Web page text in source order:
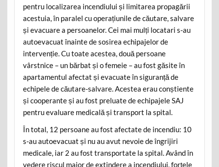
pentru localizarea incendiului și limitarea propagării
acestuia, în paralel cu operațiunile de căutare, salvare
și evacuare a persoanelor. Cei mai mulți locatari s-au
autoevacuat înainte de sosirea echipajelor de
intervenție. Cu toate acestea, două persoane
vârstnice – un bărbat și o femeie – au fost găsite în
apartamentul afectat și evacuate în siguranță de
echipele de căutare-salvare. Acestea erau conștiente
și cooperante și au fost preluate de echipajele SAJ
pentru evaluare medicală și transport la spital.
În total, 12 persoane au fost afectate de incendiu: 10
s-au autoevacuat și nu au avut nevoie de îngrijiri
medicale, iar 2 au fost transportate la spital. Având în
vedere riscul major de extindere a incendiului, forțele